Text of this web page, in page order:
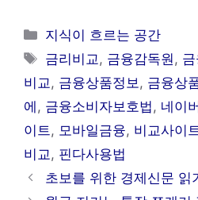
카
테
리
지식이 흐르는 공간
태
그
금리비교, 금융감독원,
비교, 금융상품정보, 금융상
에 , 금융소비자보호법, 네이
이트, 모바일금융, 비교사이
비교, 핀다사용법
초보를 위한 경제신문 읽